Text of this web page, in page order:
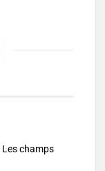
Les champs